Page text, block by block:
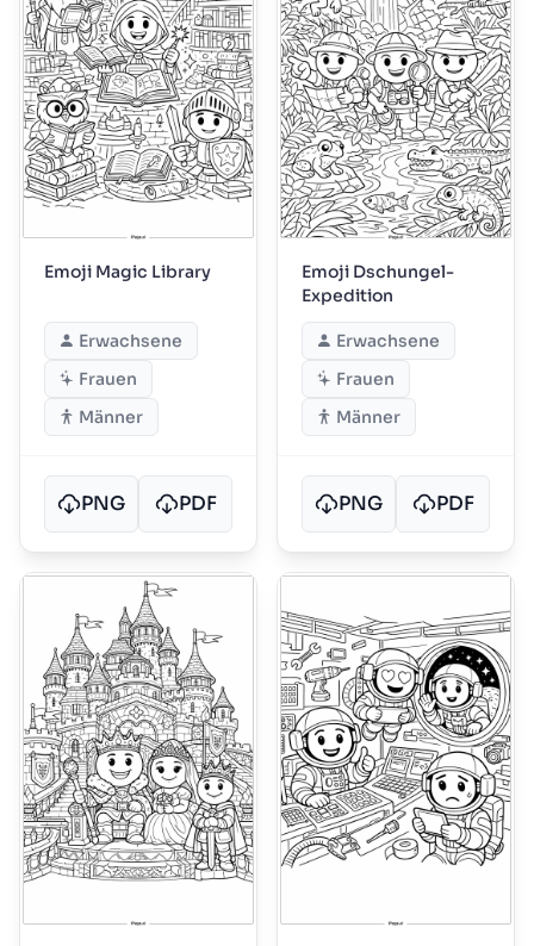
Emoji Magic Library
Erwachsene
Frauen
Männer
PNG PDF
Emoji Dschungel-
Expedition
Erwachsene
Frauen
Männer
PNG PDF